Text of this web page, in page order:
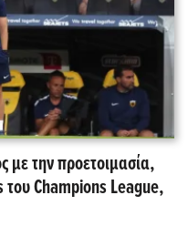
με την προετοιμασία,
του Champions League,